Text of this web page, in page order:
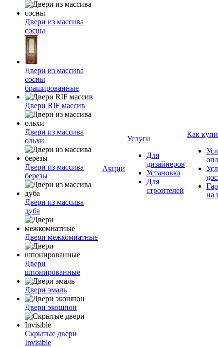
Двери из массива
сосны
Двери из массива
сосны
брашированные
Двери RIF массив
Двери из массива
ольхи
Двери из массива
березы
Двери из массива
дуба
Двери межкомнатные
Двери
шпонированные
Двери эмаль
Двери экошпон
Скрытые двери
Invisible
Акции
Услуги
Для
дизайнеров
Установка
Для
строителей
Как
на